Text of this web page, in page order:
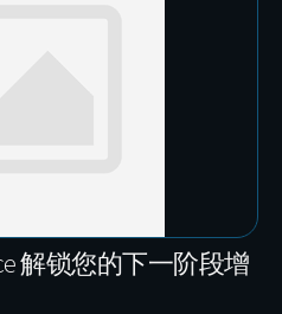
解锁您的下一阶段增